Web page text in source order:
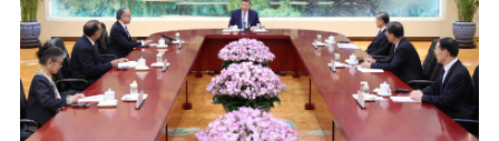
公共服务
新时代公民素养
提升资源库
新闻出版
政务服务
作品著作权
登记服务
科研创新
智库服务
文艺创作